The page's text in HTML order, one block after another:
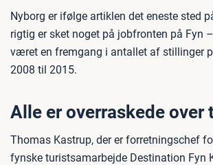
Nyborg er ifølge artiklen det eneste sted
rigtig er sket noget på jobfronten på Fyn
været en fremgang i antallet af stillinger
2008 til 2015.
Alle er overraskede over
Thomas Kastrup, der er forretningschef
fynske turistsamarbejde Destination Fyn